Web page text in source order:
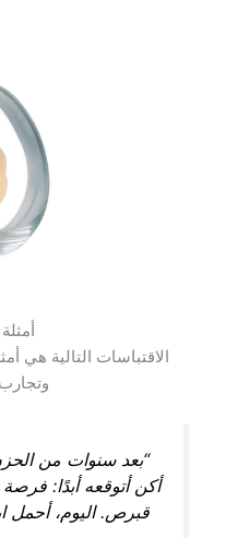
الاقتباسات التالية هي
“بعد سنوات من
أكن أتوقعه أبدًا:
قبرص. اليوم، أحمل